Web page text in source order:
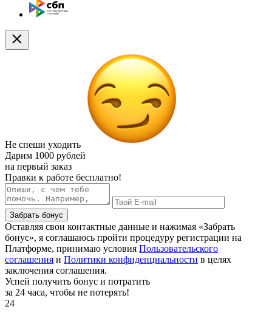
Не спеши уходить
Дарим 1000 рублей
на первый заказ
Правки к работе бесплатно!
Забрать бонус
Оставляя свои контактные данные и нажимая «Забрать
бонус», я соглашаюсь пройти процедуру регистрации на
Платформе, принимаю условия Пользовательского
соглашения и Политики конфиденциальности в целях
заключения соглашения.
Успей получить бонус и потратить
за 24 часа, чтобы не потерять!
24